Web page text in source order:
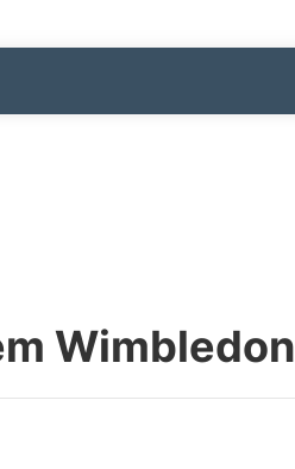
Wimbledon